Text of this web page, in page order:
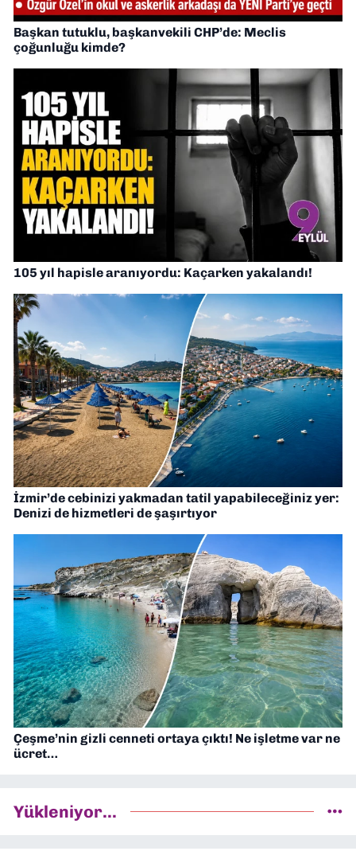
Başkan tutuklu, başkanvekili CHP’de: Meclis
çoğunluğu kimde?
105 yıl hapisle aranıyordu: Kaçarken yakalandı!
İzmir’de cebinizi yakmadan tatil yapabileceğiniz yer:
Denizi de hizmetleri de şaşırtıyor
Çeşme’nin gizli cenneti ortaya çıktı! Ne işletme var ne
ücret…
Yükleniyor...